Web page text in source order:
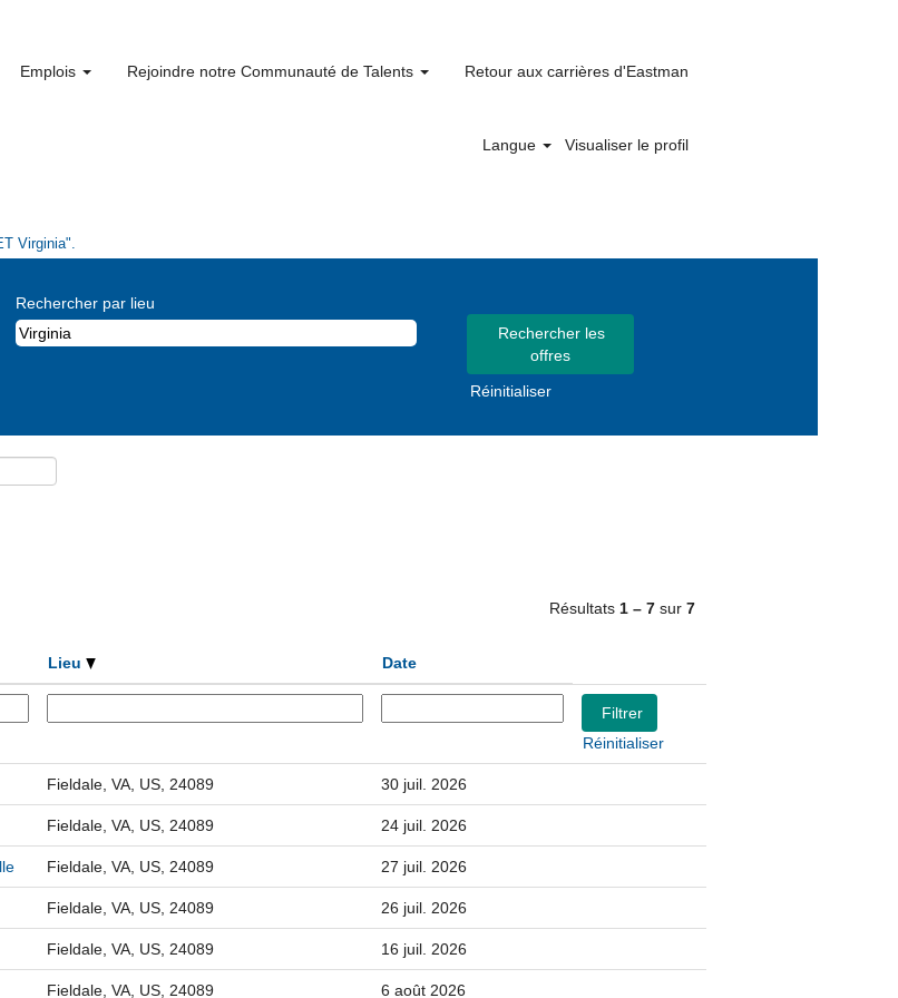
Emplois Rejoindre notre Communauté de Talents Retour aux carrières d'Eastman
Langue Visualiser le profil
Virginia".
Rechercher par lieu
Réinitialiser
Résultats 1 – 7 sur 7
Lieu Date
Réinitialiser
Fieldale, VA, US, 24089 30 juil. 2026
Fieldale, VA, US, 24089 24 juil. 2026
Fieldale, VA, US, 24089 27 juil. 2026
Fieldale, VA, US, 24089 26 juil. 2026
Fieldale, VA, US, 24089 16 juil. 2026
Fieldale, VA, US, 24089 6 août 2026